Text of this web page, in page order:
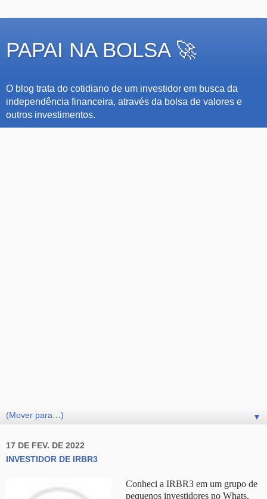
PAPAI NA BOLSA 🚀
O blog trata do cotidiano de um investidor em busca da
independência financeira, através da bolsa de valores e
outros investimentos.
▼
17 DE FEV. DE 2022
INVESTIDOR DE IRBR3
Conheci a IRBR3 em um grupo de
pequenos investidores no Whats.